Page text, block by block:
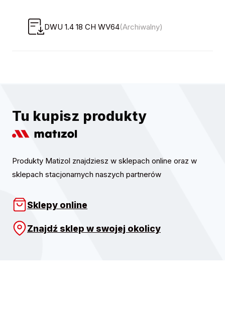
DWU 1.4 18 CH WV64(Archiwalny)
Tu kupisz produkty
Produkty Matizol znajdziesz w sklepach online oraz w
sklepach stacjonarnych naszych partnerów
Sklepy online
Znajdź sklep w swojej okolicy